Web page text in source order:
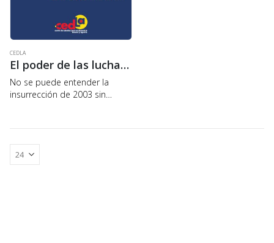
CEDLA
El poder de las luchas sociales
No se puede entender la
insurrección de 2003 sin
se encuentran en: la
colonización de Bolivia, por
parte de los países…